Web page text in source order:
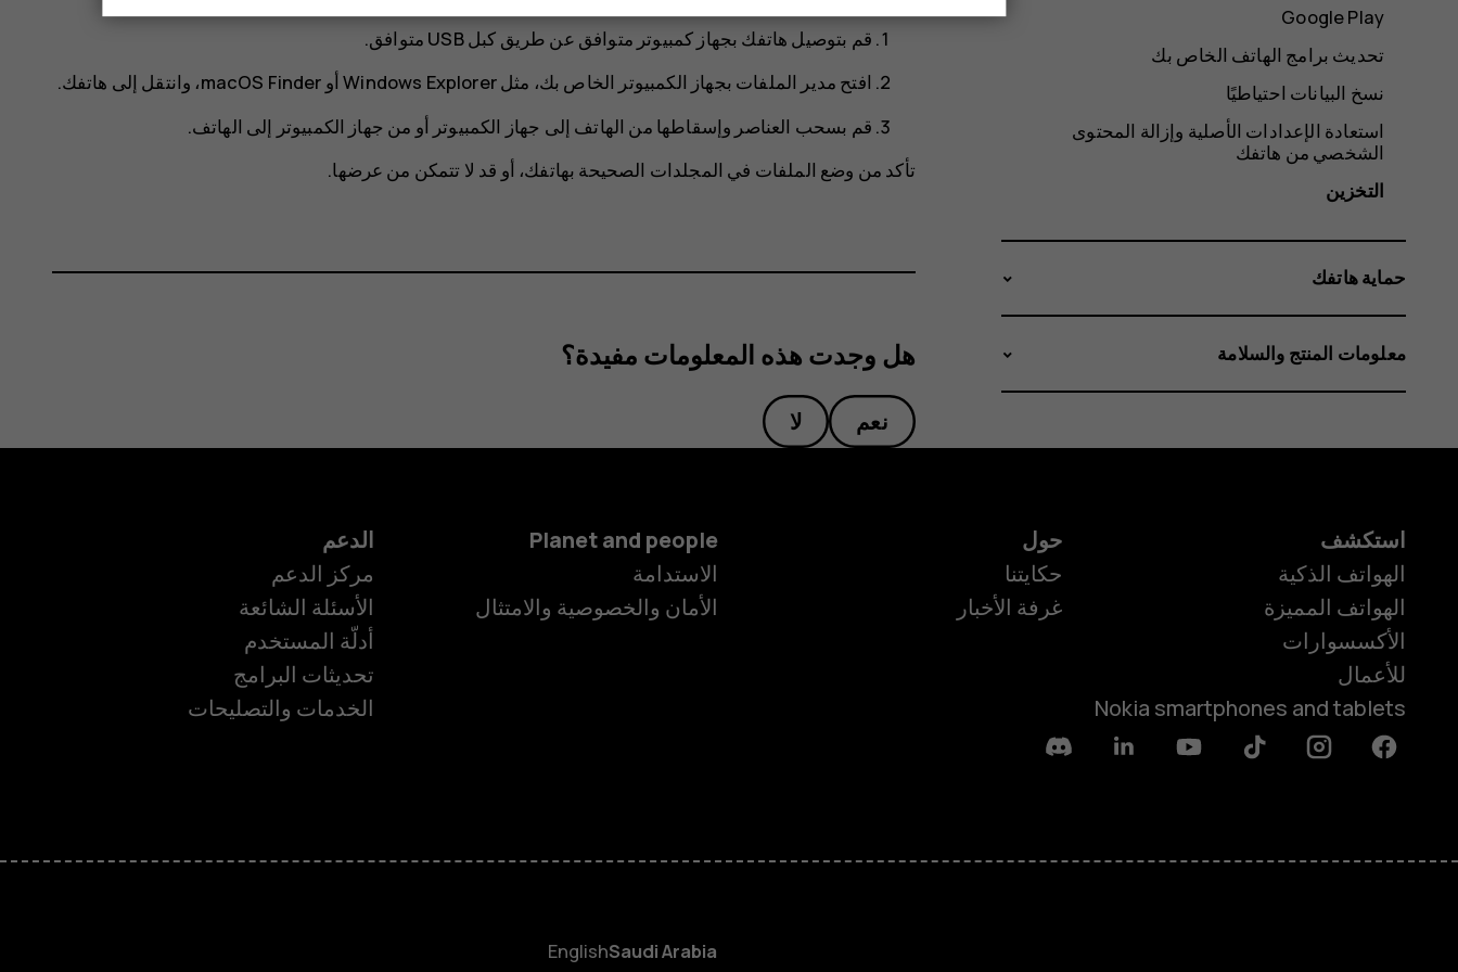
الهواتف الذكية
HMD Terra M
HMD DUB
قم بتوصيل هاتفك بجهاز كمبيوتر متوافق عن طريق كبل USB‬ متوافق.
افتح مدير الملفات بجهاز الكمبيوتر الخاص بك، مثل Windows Explorer أو macOS Finder، وانتقل إلى هاتفك.
قم بسحب العناصر وإسقاطها من الهاتف إلى جهاز الكمبيوتر أو من جهاز الكمبيوتر إلى الهاتف.
تأكد من وضع الملفات في المجلدات الصحيحة بهاتفك، أو قد لا تتمكن من عرضها.
هل وجدت هذه المعلومات مفيدة؟
نعم لا
Google Play
تحديث برامج الهاتف الخاص بك
نسخ البيانات احتياطيًا
استعادة الإعدادات الأصلية وإزالة المحتوى
الشخصي من هاتفك
التخزين
حماية هاتفك
معلومات المنتج والسلامة
استكشف
الهواتف الذكية
الهواتف المميزة
الأكسسوارات
للأعمال
Nokia smartphones and tablets
حول
حكايتنا
غرفة الأخبار
Planet and people
الاستدامة
الأمان والخصوصية والامتثال
الدعم
مركز الدعم
الأسئلة الشائعة
أدلّة المستخدم
تحديثات البرامج
الخدمات والتصليحات
Facebook
Instagram
Tiktok
Youtube
Linkedin
Discord
Saudi Arabia
English